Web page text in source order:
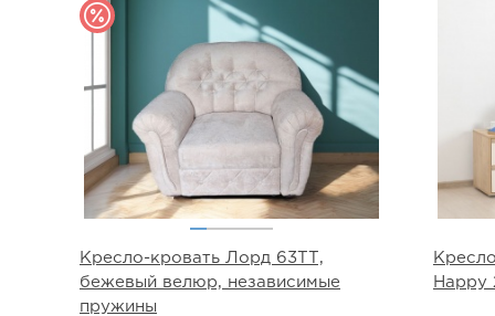
Кресло-кровать Лорд 63ТТ,
бежевый велюр, независимые
пружины
Happy